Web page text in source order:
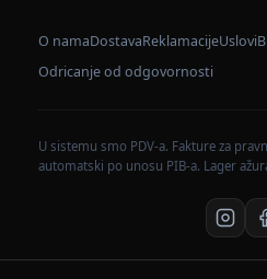
O namaDostavaReklamacijeUslovi
Odricanje od odgovornosti
U sistemu smo PDV-a. Fakture za
automatski po unosu PIB-a. Lager